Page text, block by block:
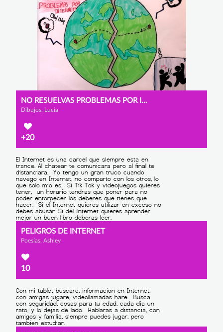
NO RESUELVAS PROBLEMAS POR INTERNET
Dibujos, Lucia
+20
PELIGROS DE INTERNET
Poesías, Ashley
10